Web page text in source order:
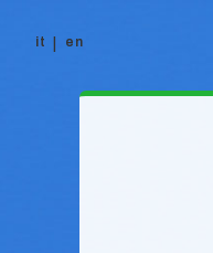
Vai al contenuto
it en